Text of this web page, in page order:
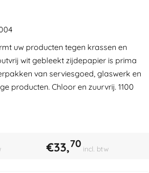
uw producten tegen krassen en
wit gebleekt zijdepapier is prima
van serviesgoed, glaswerk en
producten. Chloor en zuurvrij. 1100
€33,70 incl. btw